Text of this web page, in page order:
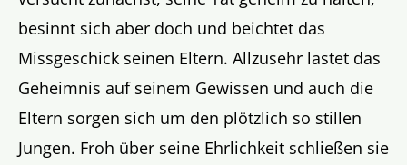
besinnt sich aber doch und beichtet das
Missgeschick seinen Eltern. Allzusehr lastet das
Geheimnis auf seinem Gewissen und auch die
Eltern sorgen sich um den plötzlich so stillen
Jungen. Froh über seine Ehrlichkeit schließen sie